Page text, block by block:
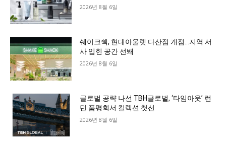
2026년 8월 6일
쉐이크쉑, 현대아울렛 다산점 개점…지역 서
사 입힌 공간 선봬
2026년 8월 6일
글로벌 공략 나선 TBH글로벌, ‘타임아웃’ 런
던 품평회서 컬렉션 첫선
2026년 8월 6일